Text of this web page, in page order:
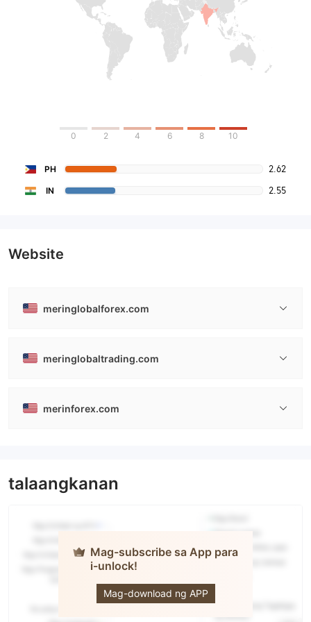
0 2 4 6 8 10
PH 2.62
IN 2.55
Website
meringlobalforex.com
meringlobaltrading.com
merinforex.com
talaangkanan
Mag-subscribe sa App para
i-unlock!
Mag-download ng APP